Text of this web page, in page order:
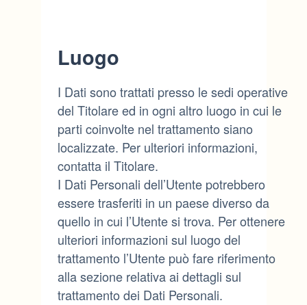
Luogo
I Dati sono trattati presso le sedi operative
del Titolare ed in ogni altro luogo in cui le
parti coinvolte nel trattamento siano
localizzate. Per ulteriori informazioni,
contatta il Titolare.
I Dati Personali dell’Utente potrebbero
essere trasferiti in un paese diverso da
quello in cui l’Utente si trova. Per ottenere
ulteriori informazioni sul luogo del
trattamento l’Utente può fare riferimento
alla sezione relativa ai dettagli sul
trattamento dei Dati Personali.